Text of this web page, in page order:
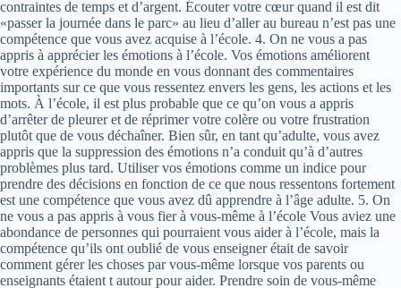
contraintes de temps et d’argent. Écouter votre cœur quand il est dit
«passer la journée dans le parc» au lieu d’aller au bureau n’est pas une
compétence que vous avez acquise à l’école. 4. On ne vous a pas
appris à apprécier les émotions à l’école. Vos émotions améliorent
votre expérience du monde en vous donnant des commentaires
importants sur ce que vous ressentez envers les gens, les actions et les
mots. À l’école, il est plus probable que ce qu’on vous a appris
d’arrêter de pleurer et de réprimer votre colère ou votre frustration
plutôt que de vous déchaîner. Bien sûr, en tant qu’adulte, vous avez
appris que la suppression des émotions n’a conduit qu’à d’autres
problèmes plus tard. Utiliser vos émotions comme un indice pour
prendre des décisions en fonction de ce que nous ressentons fortement
est une compétence que vous avez dû apprendre à l’âge adulte. 5. On
ne vous a pas appris à vous fier à vous-même à l’école Vous aviez une
abondance de personnes qui pourraient vous aider à l’école, mais la
compétence qu’ils ont oublié de vous enseigner était de savoir
comment gérer les choses par vous-même lorsque vos parents ou
enseignants étaient t autour pour aider. Prendre soin de vous-même